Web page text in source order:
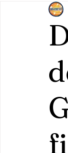
Roma
Religione